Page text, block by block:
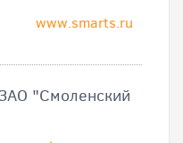
www.smarts.ru
"Смоленский